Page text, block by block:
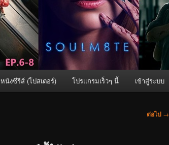
นังซีรีส์ (โปสเตอร์) โปรแกรมเร็วๆ นี้ เข้าสู่ระบบ
ต่อไป →